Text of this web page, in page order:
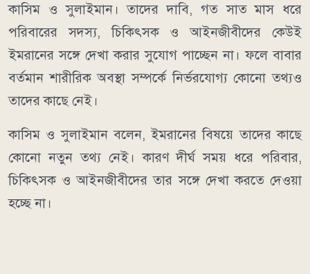
কাসিম ও সুলাইমান। তাদের দাবি, গত সাত মাস ধরে
পরিবারের সদস্য, চিকিৎসক ও আইনজীবীদের কেউই
ইমরানের সঙ্গে দেখা করার সুযোগ পাচ্ছেন না। ফলে বাবার
বর্তমান শারীরিক অবস্থা সম্পর্কে নির্ভরযোগ্য কোনো তথ্যও
তাদের কাছে নেই।
কাসিম ও সুলাইমান বলেন, ইমরানের বিষয়ে তাদের কাছে
কোনো নতুন তথ্য নেই। কারণ দীর্ঘ সময় ধরে পরিবার,
চিকিৎসক ও আইনজীবীদের তার সঙ্গে দেখা করতে দেওয়া
হচ্ছে না।